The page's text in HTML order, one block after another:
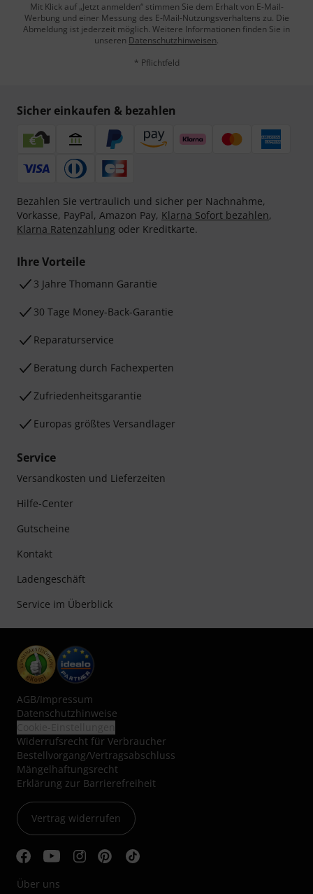
Mit Klick auf „Jetzt anmelden“ stimmen Sie dem Erhalt von E-Mail-
Werbung und einer Messung des E-Mail-Nutzungsverhaltens zu. Die
Abmeldung ist jederzeit möglich. Weitere Informationen finden Sie in
unseren Datenschutzhinweisen.
* Pflichtfeld
Sicher einkaufen & bezahlen
Bezahlen Sie vertraulich und sicher per Nachnahme,
Vorkasse, PayPal, Amazon Pay, Klarna Sofort bezahlen,
Klarna Ratenzahlung oder Kreditkarte.
Ihre Vorteile
3 Jahre Thomann Garantie
30 Tage Money-Back-Garantie
Reparaturservice
Beratung durch Fachexperten
Zufriedenheitsgarantie
Europas größtes Versandlager
Service
Versandkosten und Lieferzeiten
Hilfe-Center
Gutscheine
Kontakt
Ladengeschäft
Service im Überblick
AGB/Impressum
Datenschutzhinweise
Widerrufsrecht für Verbraucher
Bestellvorgang/Vertragsabschluss
Mängelhaftungsrecht
Erklärung zur Barrierefreiheit
Vertrag widerrufen
Über uns